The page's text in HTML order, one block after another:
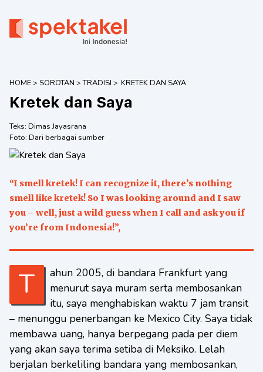
HOME> SOROTAN >TRADISI > KRETEK DAN SAYA
Kretek dan Saya
Teks: Dimas Jayasrana
Foto: Dari berbagai sumber
“I smell kretek! I can recognize it, there’s nothing
smell like kretek! So I was looking around and I saw
you – well, just a wild guess when I call and ask you if
you’re from Indonesia!”,
Tahun 2005, di bandara Frankfurt yang
menurut saya muram serta membosankan
itu, saya menghabiskan waktu 7 jam transit
– menunggu penerbangan ke Mexico City. Saya tidak
membawa uang, hanya berpegang pada per diem
yang akan saya terima setiba di Meksiko. Lelah
berjalan berkeliling bandara yang membosankan,